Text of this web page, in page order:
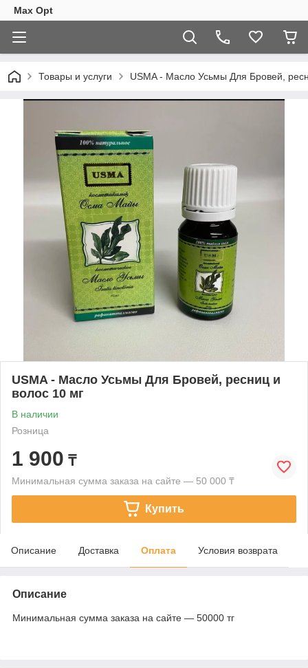
Max Opt
Товары и услуги USMA - Масло Усьмы Для Бровей,
USMA - Масло Усьмы Для Бровей, ресниц и
волос 10 мг
В наличии
Розница
1 900 ₸
Минимальная сумма заказа на сайте — 50 000 ₸
Купить
Описание Доставка Оплата Условия возврата
Описание
Минимальная сумма заказа на сайте — 50000 тг